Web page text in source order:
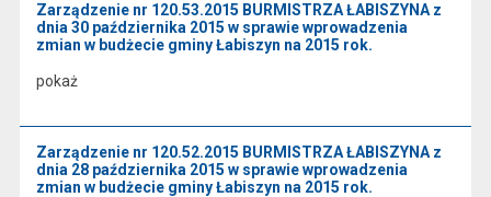
Zarządzenie nr 120.53.2015 BURMISTRZA ŁABISZYNA z
dnia 30 października 2015 w sprawie wprowadzenia
zmian w budżecie gminy Łabiszyn na 2015 rok.
pokaż
Zarządzenie nr 120.52.2015 BURMISTRZA ŁABISZYNA z
dnia 28 października 2015 w sprawie wprowadzenia
zmian w budżecie gminy Łabiszyn na 2015 rok.